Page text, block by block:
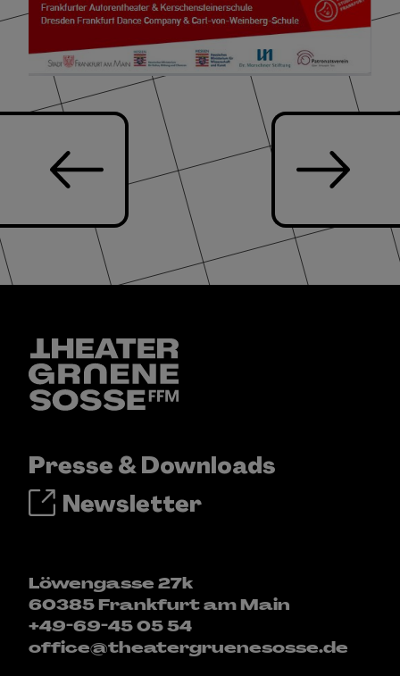
Presse & Downloads
Newsletter
Löwengasse 27k
60385 Frankfurt am Main
+49-69-45 05 54
office@theatergruenesosse.de